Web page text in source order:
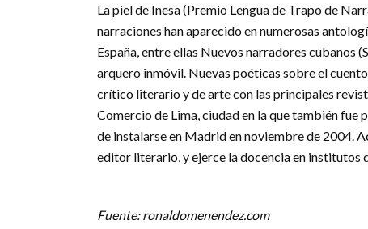
La piel de Inesa (Premio Lengua de Trapo de
narraciones han aparecido en numerosas
España, entre ellas Nuevos narradores cubanos
arquero inmóvil. Nuevas poéticas sobre el
crítico literario y de arte con las principales
Comercio de Lima, ciudad en la que también fue
de instalarse en Madrid en noviembre de 2004.
editor literario, y ejerce la docencia en institutos
Fuente: ronaldomenendez.com